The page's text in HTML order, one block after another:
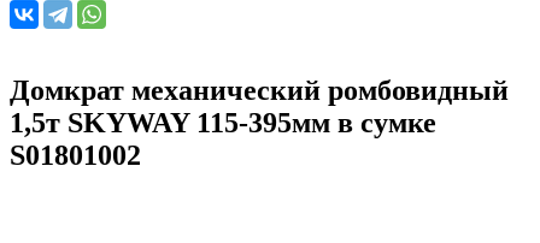
Домкрат механический ромбовидный
1,5т SKYWAY 115-395мм в сумке
S01801002